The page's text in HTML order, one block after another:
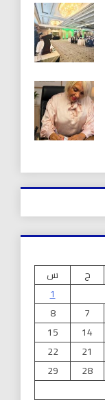
ج
س
1
7
8
14
15
21
22
28
29